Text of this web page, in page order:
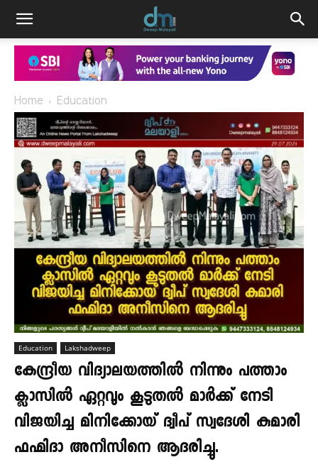
Home Education
Education Lakshadweep
കേന്ദ്രീയ വിദ്യാലയത്തിൽ നിന്നും പത്താം
ക്ലാസിൽ ഏറ്റവും കൂടുതൽ മാർക്ക് നേടി
വിജയിച്ച മിനിക്കോയ് ദ്വീപ് സ്വദേശി കുമാരി
ഫഹ്മിദാ അനീസിനെ ആദരിച്ചു.